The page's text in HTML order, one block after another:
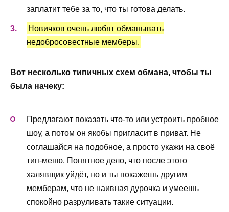
заплатит тебе за то, что ты готова делать.
Новичков очень любят обманывать
недобросовестные мемберы.
Вот несколько типичных схем обмана, чтобы ты
была начеку:
Предлагают показать что-то или устроить пробное
шоу, а потом он якобы пригласит в приват. Не
соглашайся на подобное, а просто укажи на своё
тип-меню. Понятное дело, что после этого
халявщик уйдёт, но и ты покажешь другим
мемберам, что не наивная дурочка и умеешь
спокойно разруливать такие ситуации.